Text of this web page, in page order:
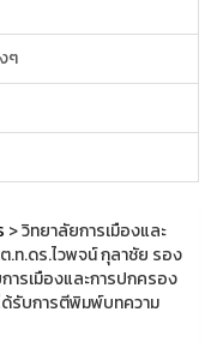
ๆ
> วิทยาลัยการเมืองและ
ท.ดร.ไวพจน์ กุลาชัย รอง
ารเมืองและการปกครอง
ด้รับการตีพิมพ์บทความ